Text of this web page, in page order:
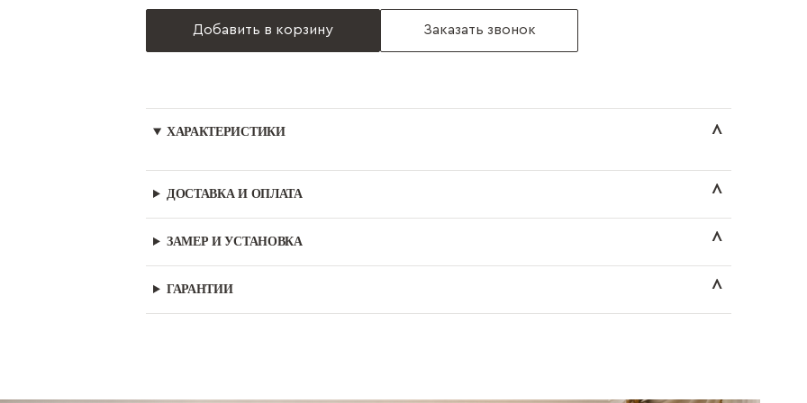
Добавить в корзину Заказать звонок
ХАРАКТЕРИСТИКИ
ДОСТАВКА И ОПЛАТА
ЗАМЕР И УСТАНОВКА
ГАРАНТИИ